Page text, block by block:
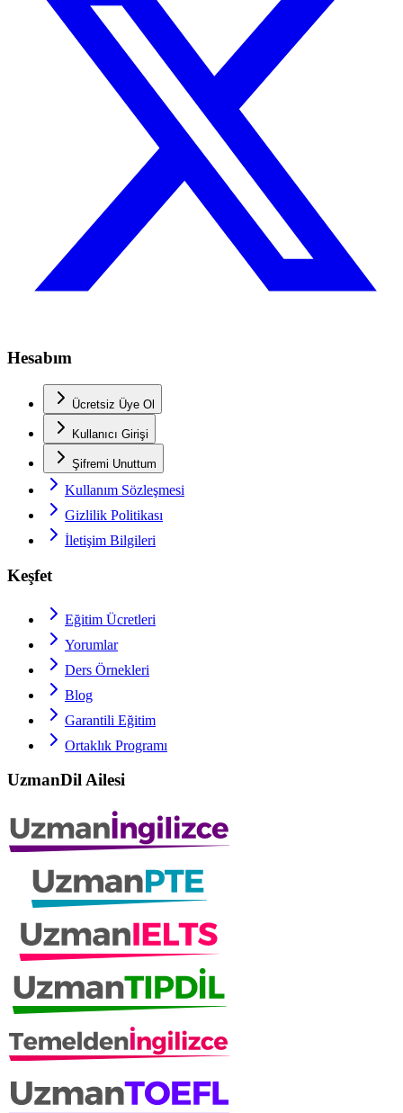
Hesabım
Ücretsiz Üye Ol
Kullanıcı Girişi
Şifremi Unuttum
Kullanım Sözleşmesi
Gizlilik Politikası
İletişim Bilgileri
Keşfet
Eğitim Ücretleri
Yorumlar
Ders Örnekleri
Blog
Garantili Eğitim
Ortaklık Programı
UzmanDil Ailesi